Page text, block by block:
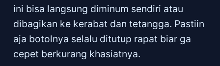
ini bisa langsung diminum sendiri atau
dibagikan ke kerabat dan tetangga. Pastiin
aja botolnya selalu ditutup rapat biar ga
cepet berkurang khasiatnya.